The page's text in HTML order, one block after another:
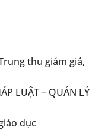
thu giảm giá,
LUẬT – QUẢN LÝ
dục